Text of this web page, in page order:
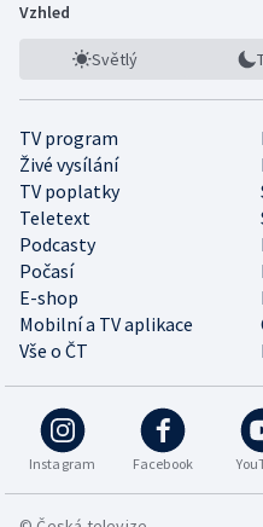
Vzhled
Světlý
TV program
Živé vysílání
TV poplatky
Teletext
Podcasty
Počasí
E-shop
Mobilní a TV aplikace
Vše o ČT
Instagram Facebook